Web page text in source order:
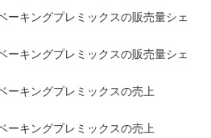
ーキングプレミックスの販売量シェ
ーキングプレミックスの販売量シェ
ーキングプレミックスの売上
ーキングプレミックスの売上